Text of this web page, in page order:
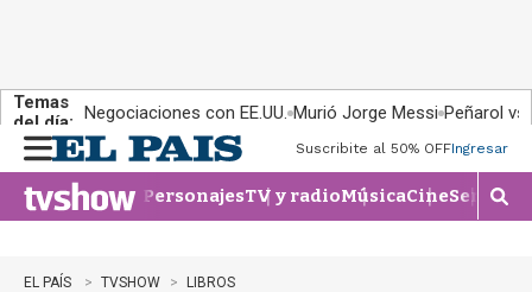
Temas
del día: Negociaciones con EE.UU. Murió Jorge Messi Peñarol
n
u
Suscribite al 50% OFFIngresar
PersonajesTV y radioMúsicaCineSeries
M
o
EL PAÍS TVSHOW LIBROS